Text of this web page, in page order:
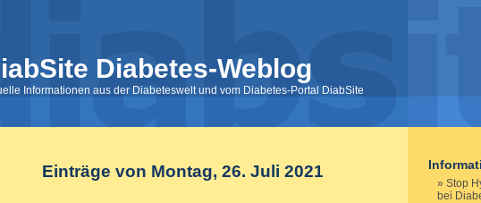
Diabetes-Weblog
Informationen aus der Diabeteswelt und vom Diabetes-Portal DiabSite
Einträge von Montag, 26. Juli 2021
Stop
bei